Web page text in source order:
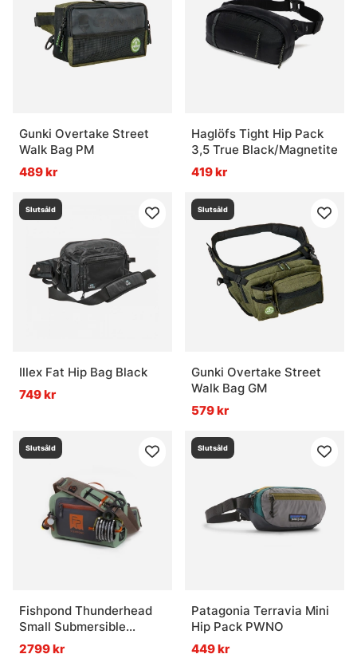
Gunki Overtake Street
Walk Bag PM
489 kr
Haglöfs Tight Hip Pack
3,5 True Black/Magnetite
419 kr
Slutsåld
Illex Fat Hip Bag Black
749 kr
Slutsåld
Gunki Overtake Street
Walk Bag GM
579 kr
Slutsåld
Fishpond Thunderhead
Small Submersible
Lumbar - Eco Yucca
2799 kr
Slutsåld
Patagonia Terravia Mini
Hip Pack PWNO
449 kr